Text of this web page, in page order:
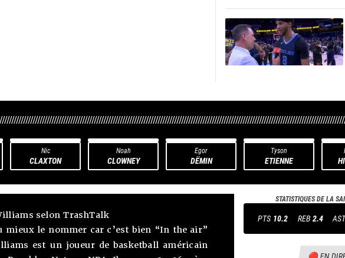
Nic
CLAXTON
Noah
CLOWNEY
Egor
DËMIN
Tyson
ETIENNE
selon TrashTalk
mieux le nommer car c’est bien “In the air”
est un joueur de basketball américain
STATISTIQUES DE LA
PTS 10.2 REB 2.4